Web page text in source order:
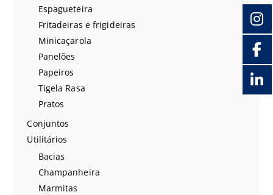
Espagueteira
Fritadeiras e frigideiras
Minicaçarola
Panelões
Papeiros
Tigela Rasa
Pratos
Conjuntos
Utilitários
Bacias
Champanheira
Marmitas